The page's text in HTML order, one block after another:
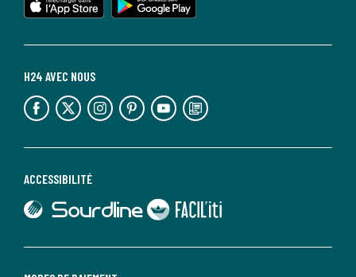
ACCESSIBILITÉ
lien vers Faciliti
H24 AVEC NOUS
lien vers l'espace réseaux sociaux lien vers l'espace réseaux sociaux lien vers l'espace réseaux sociaux lien vers l'espace réseaux sociaux lien vers l'espace réseaux sociaux lien vers le blog la redoute